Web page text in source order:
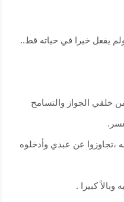
ولم يفعل خيرا في حياته قط..
خلقي الجواز والتسامح
،تجاوزوا عن عبدي وأدخلوه
كبيرا .